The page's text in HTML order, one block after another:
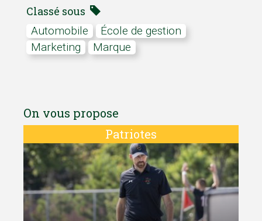
Classé sous
automobile
École de gestion
marketing
marque
On vous propose
Patriotes